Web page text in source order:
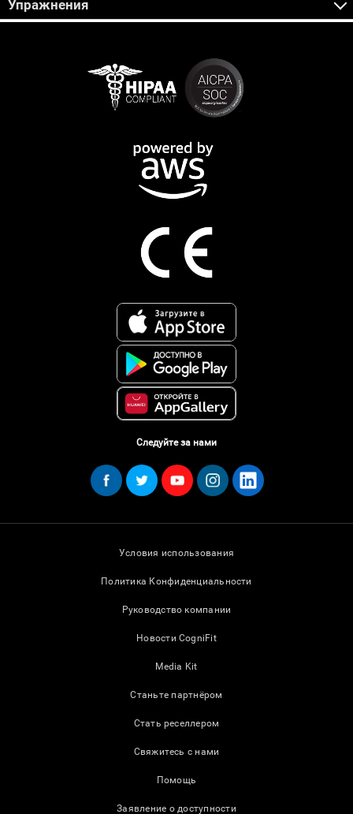
Упражнения
Следуйте за нами
Условия использования
Политика Конфиденциальности
Руководство компании
Новости CogniFit
Media Kit
Станьте партнёром
Стать реселлером
Свяжитесь с нами
Помощь
Заявление о доступности